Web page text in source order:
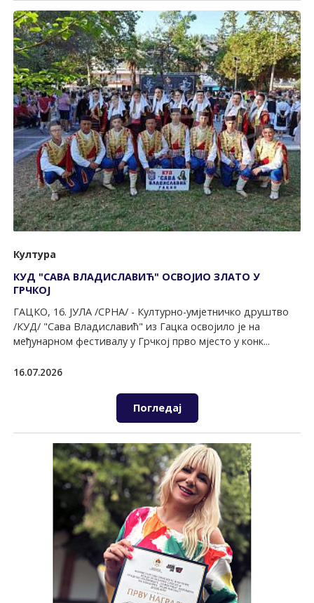
Култура
КУД "САВА ВЛАДИСЛАВИЋ" ОСВОЈИО ЗЛАТО У
ГРЧКОЈ
ГАЦКО, 16. ЈУЛА /СРНА/ - Културно-умјетничко друштво
/КУД/ "Сава Владиславић" из Гацка освојило је на
међунарном фестивалу у Грчкој прво мјесто у конк...
16.07.2026
Погледај